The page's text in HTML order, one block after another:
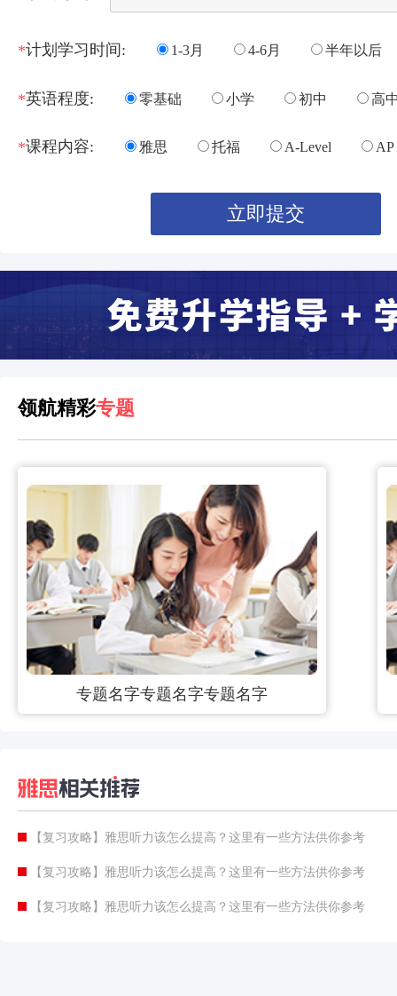
*计划学习时间: 1-3月 4-6月 半年以后
*英语程度: 零基础 小学 初中 高
*课程内容: 雅思 托福 A-Level AP
立即提交
领航精彩专题
专题名字专题名字专题名字
【复习攻略】雅思听力该怎么提高？这里有一些方法供你参考
【复习攻略】雅思听力该怎么提高？这里有一些方法供你参考
【复习攻略】雅思听力该怎么提高？这里有一些方法供你参考